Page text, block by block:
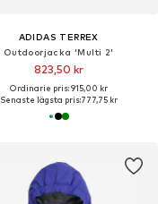
ADIDAS TERREX
Outdoorjacka 'Multi 2'
823,50 kr
Ordinarie pris: 915,00 kr
Senaste lägsta pris:777,75 kr